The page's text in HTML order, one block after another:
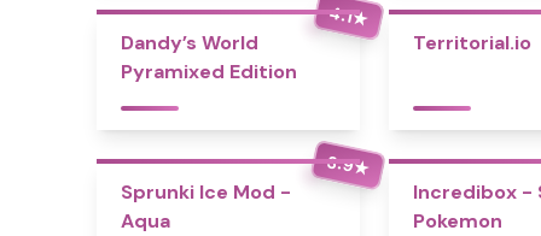
4.1★
Dandy’s World
Pyramixed Edition
Territorial.io
3.9★
Sprunki Ice Mod -
Aqua
Incredibox -
Pokemon